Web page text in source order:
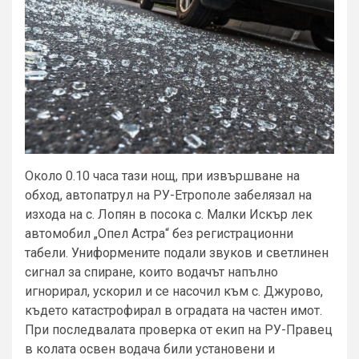
Около 0.10 часа тази нощ, при извършване на
обход, автопатрул на РУ-Етрополе забелязал на
изхода на с. Лопян в посока с. Малки Искър лек
автомобил „Опел Астра“ без регистрационни
табели. Униформените подали звуков и светлинен
сигнал за спиране, които водачът напълно
игнорирал, ускорил и се насочил към с. Джурово,
където катастрофирал в оградата на частен имот.
При последвалата проверка от екип на РУ-Правец
в колата освен водача били установени и